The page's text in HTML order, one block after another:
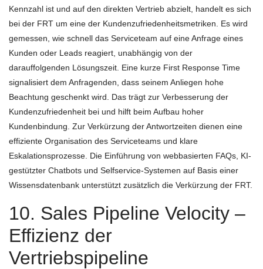
Kennzahl ist und auf den direkten Vertrieb abzielt, handelt es sich
bei der FRT um eine der Kundenzufriedenheitsmetriken. Es wird
gemessen, wie schnell das Serviceteam auf eine Anfrage eines
Kunden oder Leads reagiert, unabhängig von der
darauffolgenden Lösungszeit. Eine kurze First Response Time
signalisiert dem Anfragenden, dass seinem Anliegen hohe
Beachtung geschenkt wird. Das trägt zur Verbesserung der
Kundenzufriedenheit bei und hilft beim Aufbau hoher
Kundenbindung. Zur Verkürzung der Antwortzeiten dienen eine
effiziente Organisation des Serviceteams und klare
Eskalationsprozesse. Die Einführung von webbasierten FAQs, KI-
gestützter Chatbots und Selfservice-Systemen auf Basis einer
Wissensdatenbank unterstützt zusätzlich die Verkürzung der FRT.
10. Sales Pipeline Velocity –
Effizienz der
Vertriebspipeline